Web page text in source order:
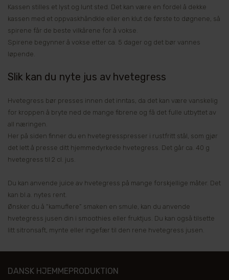
Kassen stilles et lyst og lunt sted. Det kan være en fordel å dekke
kassen med et oppvaskhåndkle eller en klut de første to døgnene, så
spirene får de beste vilkårene for å vokse.
Spirene begynner å vokse etter ca. 5 dager og det bør vannes
løpende.
Slik kan du nyte jus av hvetegress
Hvetegress bør presses innen det inntas, da det kan være vanskelig
for kroppen å bryte ned de mange fibrene og få det fulle utbyttet av
all næringen.
Her på siden finner du en hvetegresspresser i rustfritt stål, som gjør
det lett å presse ditt hjemmedyrkede hvetegress. Det går ca. 40 g
hvetegress til 2 cl. jus.
Du kan anvende juice av hvetegress på mange forskjellige måter. Det
kan bl.a. nytes rent.
Ønsker du å “kamuflere” smaken en smule, kan du anvende
hvetegress jusen din i smoothies eller fruktjus. Du kan også tilsette
litt sitronsaft, mynte eller ingefær til den rene hvetegress jusen.
DANSK HJEMMEPRODUKTION